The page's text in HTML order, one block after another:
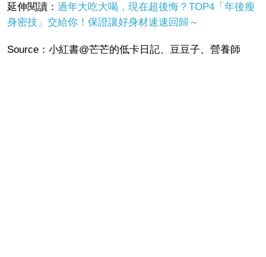
延伸閱讀： 過年大吃大喝，現在超後悔？TOP4「年後瘦
身密技」交給你！保證讓好身材速速回歸～
Source：小紅書@芒芒的低卡日記、豆豆子、營養師